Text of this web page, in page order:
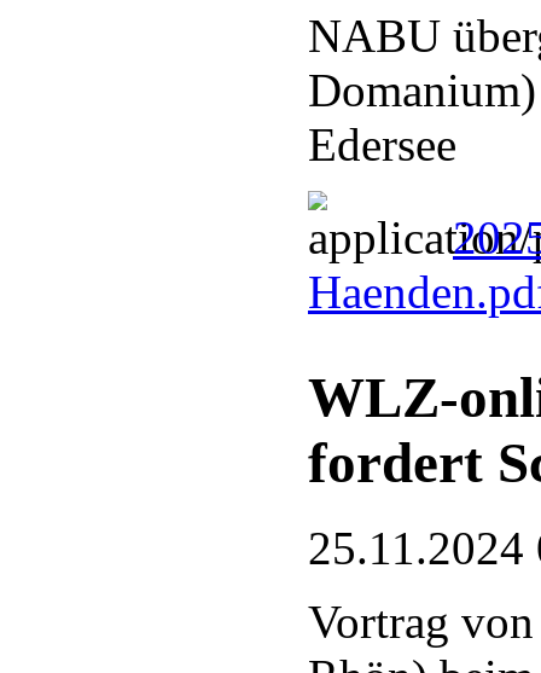
NABU
Edersee
WLZ-
fordert
25.11.2024
Vortrag